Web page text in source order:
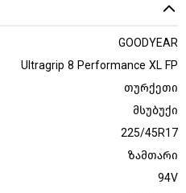
GOODYEAR
Ultragrip 8 Performance XL FP
თურქეთი
მსუბუქი
225/45R17
ზამთარი
94V